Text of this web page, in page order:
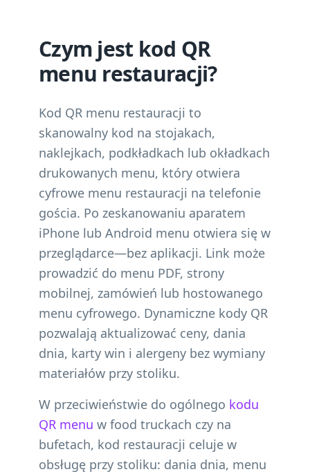
Czym jest kod QR
menu restauracji?
Kod QR menu restauracji to
skanowalny kod na stojakach,
naklejkach, podkładkach lub okładkach
drukowanych menu, który otwiera
cyfrowe menu restauracji na telefonie
gościa. Po zeskanowaniu aparatem
iPhone lub Android menu otwiera się w
przeglądarce—bez aplikacji. Link może
prowadzić do menu PDF, strony
mobilnej, zamówień lub hostowanego
menu cyfrowego. Dynamiczne kody QR
pozwalają aktualizować ceny, dania
dnia, karty win i alergeny bez wymiany
materiałów przy stoliku.
W przeciwieństwie do ogólnego kodu
QR menu w food truckach czy na
bufetach, kod restauracji celuje w
obsługę przy stoliku: dania dnia, menu